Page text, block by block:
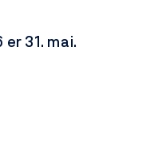
31. mai.